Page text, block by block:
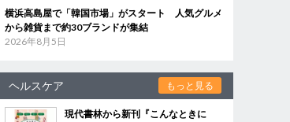
横浜高島屋で「韓国市場」がスタート 人気グルメ
から雑貨まで約30ブランドが集結
2026年8月5日
ヘルスケア もっと見る
現代書林から新刊『こんなときに